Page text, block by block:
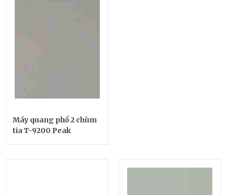
Máy quang phổ 2 chùm
tia T-9200 Peak